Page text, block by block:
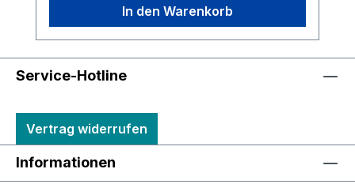
In den Warenkorb
Service-Hotline
Vertrag widerrufen
Informationen